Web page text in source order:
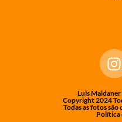
Luis
Copyright 2024
Todas as fotos
Política